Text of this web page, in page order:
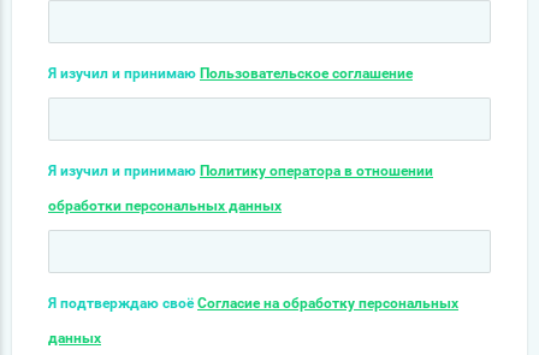
Я изучил и принимаю Пользовательское соглашение
Я изучил и принимаю Политику оператора в отношении
обработки персональных данных
Я подтверждаю своёСогласие на обработку персональных
данных